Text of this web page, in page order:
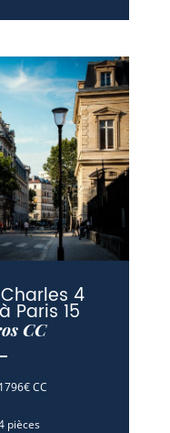
4
Paris 15
CC
1796€ CC
pièces